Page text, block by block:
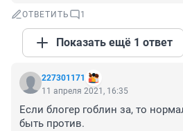
ОТВЕТИТЬ 1
Показать ещё 1 ответ
227301171
11 апреля 2021, 16:35
Если блогер гоблин за, то
быть против.